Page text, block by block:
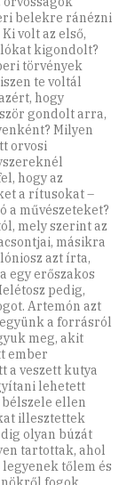
belekre ránézni
volt az első,
kigondolt?
törvények
te voltál
hogy
gondolt arra,
Milyen
orvosi
hogy az
a rítusokat –
a művészeteket?
mely szerint az
másikra
azt írta,
egy erőszakos
pedig,
Artemón azt
a forrásról
meg, akit
ember
a veszett kutya
lehetett
ellen
illesztettek
olyan búzát
tartottak, ahol
tőlem és